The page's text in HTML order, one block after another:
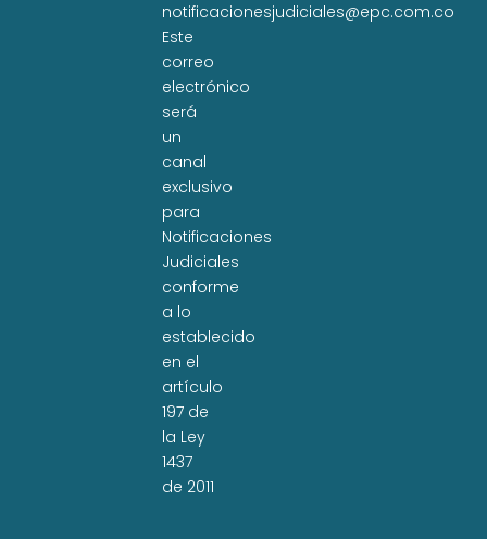
notificacionesjudiciales@epc.com.co
Este
correo
electrónico
será
un
canal
exclusivo
para
Notificaciones
Judiciales
conforme
a lo
establecido
en el
artículo
197 de
la Ley
1437
de 2011